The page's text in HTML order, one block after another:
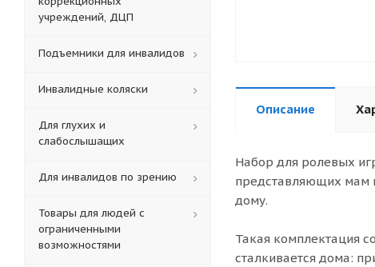
Описание
Набор для ролевых
представляющих мам
дому.
Такая комплектация
сталкивается дома:
учреждений, ДЦП
Подъемники для инвалидов
Инвалидные коляски
Для глухих и
слабослышащих
Для инвалидов по зрению
Товары для людей с
ограниченными
возможностями